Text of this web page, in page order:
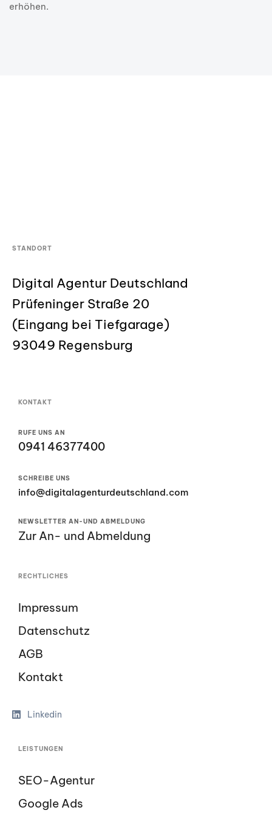
erhöhen.
STANDORT
Digital Agentur Deutschland
Prüfeninger Straße 20
(Eingang bei Tiefgarage)
93049 Regensburg
KONTAKT
RUFE UNS AN
0941 46377400
SCHREIBE UNS
info@digitalagenturdeutschland.com
NEWSLETTER AN-UND ABMELDUNG
Zur An- und Abmeldung
RECHTLICHES
Impressum
Datenschutz
AGB
Kontakt
Linkedin
LEISTUNGEN
SEO-Agentur
Google Ads